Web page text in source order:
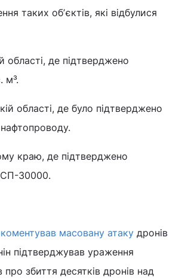
таких обʼєктів, які відбулися
області, де підтверджено
м³.
області, де було підтверджено
краю, де підтверджено
30000.
масовану атаку дронів
підтверджував ураження
збиття десятків дронів над